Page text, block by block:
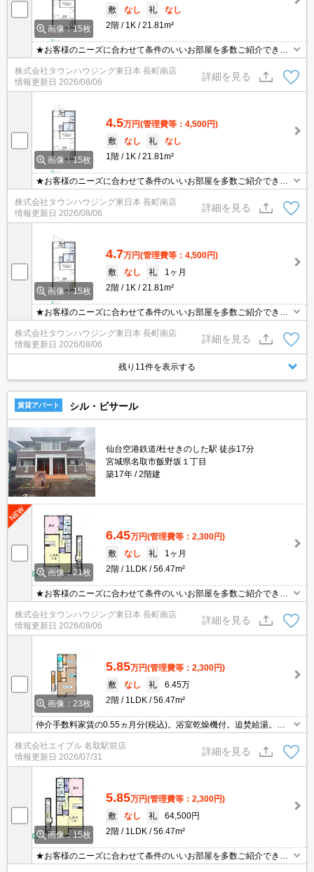
画像：15枚
敷 なし 礼
なし
2階
1K 21.81m²
★お客様のニーズに合わせて条件のいいお部屋を多数ご紹介できま
す★賃貸物件のお部屋探しはタウンハウジングへ
株式会社タウンハウジング東日本 長町南店
情報更新日 2026/08/06
詳細を見る
画像：15枚
4.5万円(管理費等：4,500円)
敷
なし 礼
なし
1階
1K 21.81m²
★お客様のニーズに合わせて条件のいいお部屋を多数ご紹介できま
す★賃貸物件のお部屋探しはタウンハウジングへ
株式会社タウンハウジング東日本 長町南店
情報更新日 2026/08/06
詳細を見る
画像：15枚
4.7万円(管理費等：4,500円)
敷
なし 礼
1ヶ月
2階
1K 21.81m²
★お客様のニーズに合わせて条件のいいお部屋を多数ご紹介できま
す★賃貸物件のお部屋探しはタウンハウジングへ
株式会社タウンハウジング東日本 長町南店
情報更新日 2026/08/06
詳細を見る
残り11件を表示する
賃貸アパート シル・ビサール
仙台空港鉄道/杜せきのした駅 徒歩17分
宮城県名取市飯野坂１丁目
築17年
2階建
画像：21枚
6.45万円(管理費等：2,300円)
敷
なし 礼
1ヶ月
2階
1LDK 56.47m²
★お客様のニーズに合わせて条件のいいお部屋を多数ご紹介できま
す★賃貸物件のお部屋探しはタウンハウジングへ
株式会社タウンハウジング東日本 長町南店
情報更新日 2026/08/06
詳細を見る
画像：23枚
5.85万円(管理費等：2,300円)
敷
なし 礼
6.45万
2階
1LDK 56.47m²
仲介手数料家賃の0.55ヵ月分(税込)。浴室乾燥機付。追焚給湯。保
証会社加入要(初回22,000円、月次保証料2.2%)。初回契約金クレジ
ットカード払い可能。TVモニターホン有。
株式会社エイブル 名取駅前店
情報更新日 2026/07/31
詳細を見る
画像：15枚
5.85万円(管理費等：2,300円)
敷
なし 礼
64,500円
2階
1LDK 56.47m²
★お客様のニーズに合わせて条件のいいお部屋を多数ご紹介できま
す★賃貸物件のお部屋探しはタウンハウジングへ